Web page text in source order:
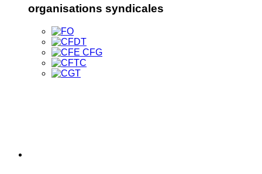
organisations syndicales